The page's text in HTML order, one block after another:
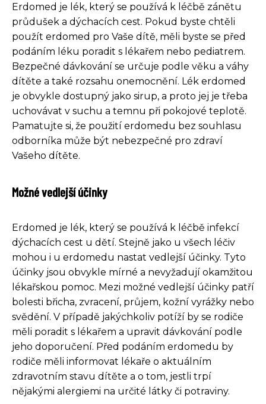
Erdomed je lék, který se používá k léčbě zánětu
průdušek a dýchacích cest. Pokud byste chtěli
použít erdomed pro Vaše dítě, měli byste se před
podáním léku poradit s lékařem nebo pediatrem.
Bezpečné dávkování se určuje podle věku a váhy
dítěte a také rozsahu onemocnění. Lék erdomed
je obvykle dostupný jako sirup, a proto jej je třeba
uchovávat v suchu a temnu při pokojové teplotě.
Pamatujte si, že použití erdomedu bez souhlasu
odborníka může být nebezpečné pro zdraví
Vašeho dítěte.
Možné vedlejší účinky
Erdomed je lék, který se používá k léčbě infekcí
dýchacích cest u dětí. Stejně jako u všech léčiv
mohou i u erdomedu nastat vedlejší účinky. Tyto
účinky jsou obvykle mírné a nevyžadují okamžitou
lékařskou pomoc. Mezi možné vedlejší účinky patří
bolesti břicha, zvracení, průjem, kožní vyrážky nebo
svědění. V případě jakýchkoliv potíží by se rodiče
měli poradit s lékařem a upravit dávkování podle
jeho doporučení. Před podáním erdomedu by
rodiče měli informovat lékaře o aktuálním
zdravotním stavu dítěte a o tom, jestli trpí
nějakými alergiemi na určité látky či potraviny.